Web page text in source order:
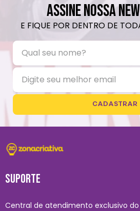
ASSINE NOSSA
E FIQUE POR DENTRO DE
CADASTRAR
SUPORTE
Central de atendimento exclusivo do